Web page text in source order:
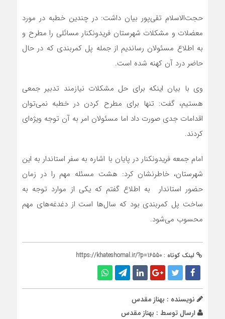
حجت‌الاسلام تقی‌پور بیان داشت: در چندین خطبه در مورد
معضلات و مشکلات شهرستان فریدونکنار مسائلی را مطرح و
به اطلاع مسئولان رساندیم از جمله پل کمربندی که در حال
حاضر درد آن کهنه شده است.
وی با بیان اینکه برای حل مشکلات نیازمند تدبیر جمعی
هستیم، گفت: تنها برای مطرح کردن در خطبه نمی‌توان
اقدامات جدی صورت داد اما مسئولان امر به آن توجه ویژه‌ای
کردند.
امام جمعه فریدونکنار در پایان با اشاره به سفر استاندار به این
شهرستان، خاطرنشان کرد: هشت مسئله مهم را در زمان
حضور استاندار به اطلاع گفتم که یکی از موارد توجه به
ساخت پل کمربندی بود که سال‌ها است از دغدغه‌های مهم
محسوب می‌شود.
لینک کوتاه : https://khateshomal.ir/?p=16550
نویسنده : بهناز مقدس
ارسال توسط : بهناز مقدس